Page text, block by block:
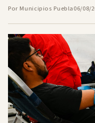
Por Municipios Puebla06/08/